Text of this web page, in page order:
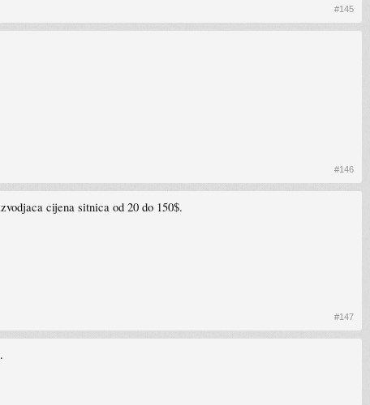
#145
#146
cijena sitnica od 20 do 150$.
#147